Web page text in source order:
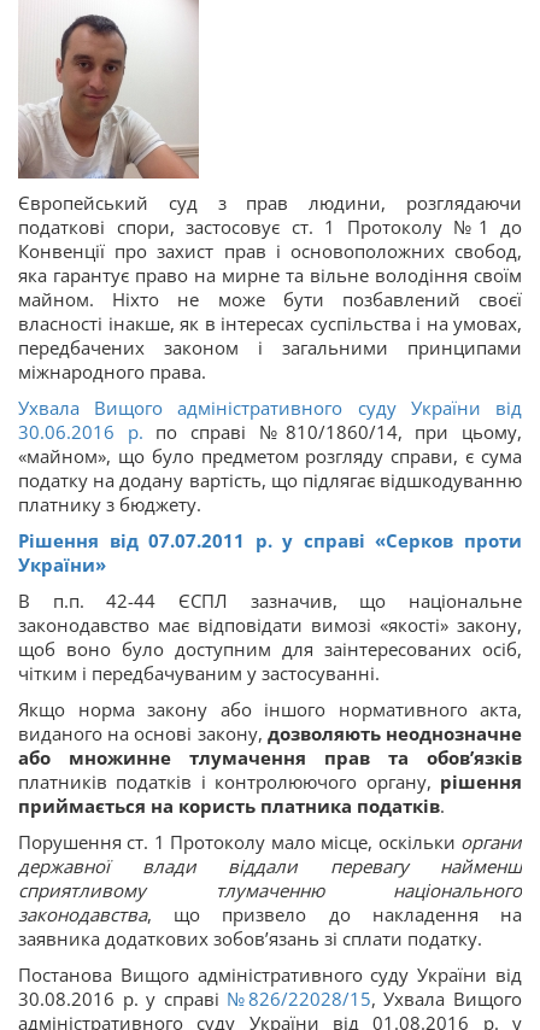
Європейський суд з прав людини, розглядаючи
податкові спори, застосовує ст. 1 Протоколу №1 до
Конвенції про захист прав і основоположних свобод,
яка гарантує право на мирне та вільне володіння своїм
майном. Ніхто не може бути позбавлений своєї
власності інакше, як в інтересах суспільства і на умовах,
передбачених законом і загальними принципами
міжнародного права.
Ухвала Вищого адміністративного суду України від
30.06.2016 р. по справі №810/1860/14, при цьому,
«майном», що було предметом розгляду справи, є сума
податку на додану вартість, що підлягає відшкодуванню
платнику з бюджету.
Рішення від 07.07.2011 р. у справі «Серков проти
України»
В п.п. 42-44 ЄСПЛ зазначив, що національне
законодавство має відповідати вимозі «якості» закону,
щоб воно було доступним для заінтересованих осіб,
чітким і передбачуваним у застосуванні.
Якщо норма закону або іншого нормативного акта,
виданого на основі закону, дозволяють неоднозначне
або множинне тлумачення прав та обов’язків
платників податків і контролюючого органу, рішення
приймається на користь платника податків.
Порушення ст. 1 Протоколу мало місце, оскільки органи
державної влади віддали перевагу найменш
сприятливому тлумаченню національного
законодавства, що призвело до накладення на
заявника додаткових зобов’язань зі сплати податку.
Постанова Вищого адміністративного суду України від
30.08.2016 р. у справі №826/22028/15, Ухвала Вищого
адміністративного суду України від 01.08.2016 р. у